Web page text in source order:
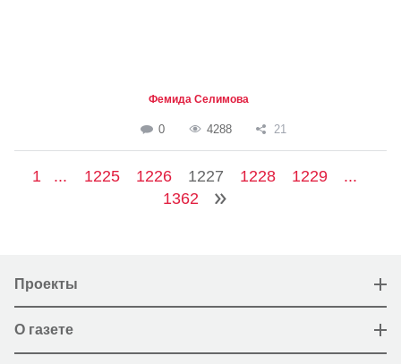
Фемида Селимова
0 4288 21
1 ... 1225 1226 1227 1228 1229
...
1362
Проекты
О газете